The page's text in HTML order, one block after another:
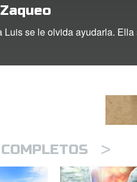
se le olvida ayudarla.
>